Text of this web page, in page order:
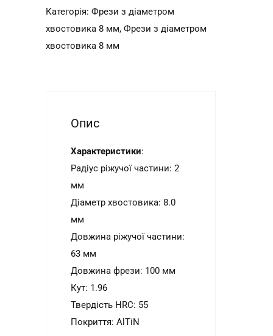
Категорія: Фрези з діаметром
хвостовика 8 мм, Фрези з діаметром
хвостовика 8 мм
Опис
Характеристики:
Радіус ріжучої частини: 2
мм
Діаметр хвостовика: 8.0
мм
Довжина ріжучої частини:
63 мм
Довжина фрези: 100 мм
Кут: 1.96
Твердість HRC: 55
Покриття: AlTiN